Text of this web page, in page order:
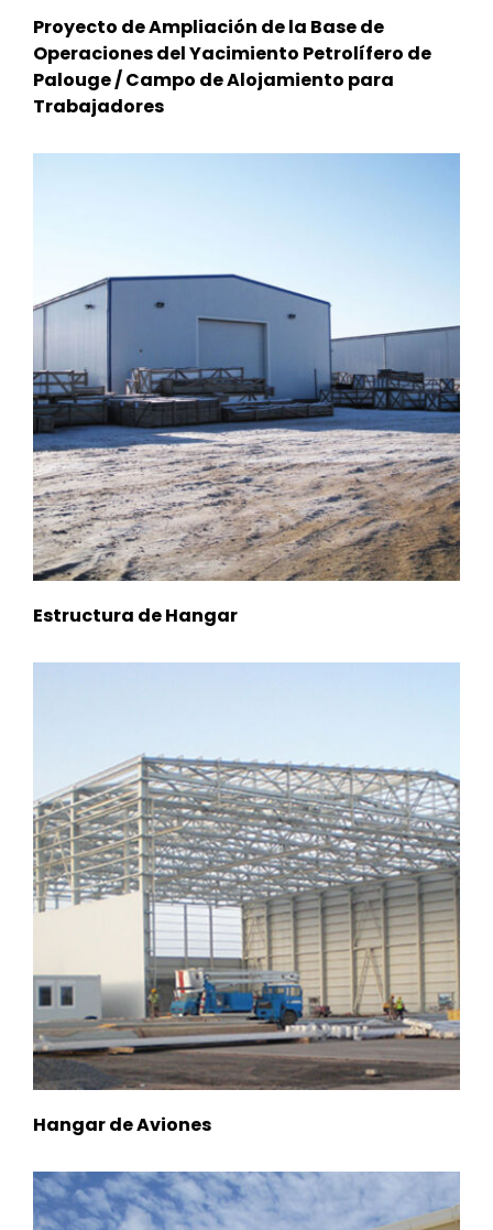
Proyecto de Ampliación de la Base de
Operaciones del Yacimiento Petrolífero de
Palouge / Campo de Alojamiento para
Trabajadores
Estructura de Hangar
Hangar de Aviones